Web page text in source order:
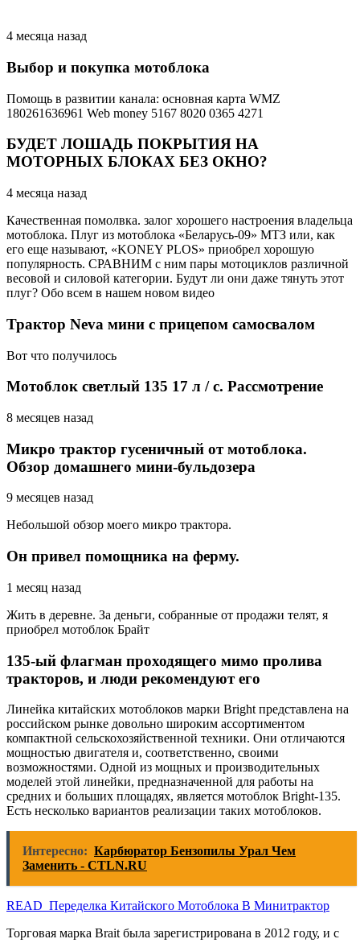
4 месяца назад
Выбор и покупка мотоблока
Помощь в развитии канала: основная карта WMZ
180261636961 Web money 5167 8020 0365 4271
БУДЕТ ЛОШАДЬ ПОКРЫТИЯ НА
МОТОРНЫХ БЛОКАХ БЕЗ ОКНО?
4 месяца назад
Качественная помолвка. залог хорошего настроения владельца
мотоблока. Плуг из мотоблока «Беларусь-09» МТЗ или, как
его еще называют, «KONEY PLOS» приобрел хорошую
популярность. СРАВНИМ с ним пары мотоциклов различной
весовой и силовой категории. Будут ли они даже тянуть этот
плуг? Обо всем в нашем новом видео
Трактор Neva мини с прицепом самосвалом
Вот что получилось
Мотоблок светлый 135 17 л / с. Рассмотрение
8 месяцев назад
Микро трактор гусеничный от мотоблока.
Обзор домашнего мини-бульдозера
9 месяцев назад
Небольшой обзор моего микро трактора.
Он привел помощника на ферму.
1 месяц назад
Жить в деревне. За деньги, собранные от продажи телят, я
приобрел мотоблок Брайт
135-ый флагман проходящего мимо пролива
тракторов, и люди рекомендуют его
Линейка китайских мотоблоков марки Bright представлена ​​на
российском рынке довольно широким ассортиментом
компактной сельскохозяйственной техники. Они отличаются
мощностью двигателя и, соответственно, своими
возможностями. Одной из мощных и производительных
моделей этой линейки, предназначенной для работы на
средних и больших площадях, является мотоблок Bright-135.
Есть несколько вариантов реализации таких мотоблоков.
Интересно: Карбюратор Бензопилы Урал Чем
Заменить - CTLN.RU
READ Переделка Китайского Мотоблока В Минитрактор
Торговая марка Brait была зарегистрирована в 2012 году, и с